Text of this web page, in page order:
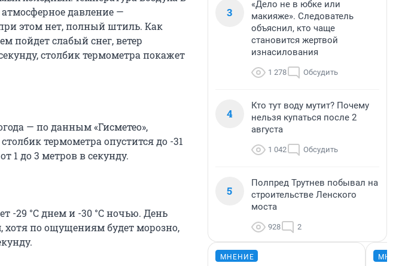
атмосферное давление —
этом нет, полный штиль. Как
пойдет слабый снег, ветер
столбик термометра покажет
— по данным «Гисметео»,
термометра опустится до -31
1 до 3 метров в секунду.
-29 °C днем и -30 °C ночью. День
хотя по ощущениям будет морозно,
3
«Дело не в юбке или
макияже». Следователь
объяснил, кто чаще
становится жертвой
изнасилования
1 278 Обсудить
4
Кто тут воду мутит? Почему
нельзя купаться после 2
августа
1 042 Обсудить
5
Полпред Трутнев побывал на
строительстве Ленского
моста
928 2
МНЕНИЕ